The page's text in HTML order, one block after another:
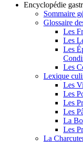
Encyclopédie
Sommaire
Glossaire
Les
Les
Les
Les
Lexique
Les
Les
Les
Les
La
Les
La